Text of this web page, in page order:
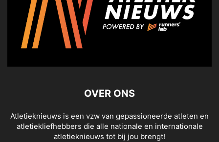
OVER ONS
Atletieknieuws is een vzw van gepassioneerde atleten en
atletiekliefhebbers die alle nationale en internationale
atletieknieuws tot bij jou brengt!